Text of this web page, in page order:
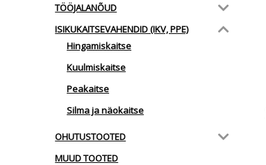
TÖÖJALANÕUD
ISIKUKAITSEVAHENDID (IKV, PPE)
Hingamiskaitse
Kuulmiskaitse
Peakaitse
Silma ja näokaitse
OHUTUSTOOTED
MUUD TOOTED